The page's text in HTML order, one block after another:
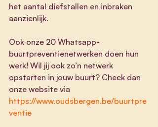
het aantal diefstallen en inbraken
aanzienlijk.
Ook onze 20 Whatsapp-
buurtpreventienetwerken doen hun
werk! Wil jij ook zo’n netwerk
opstarten in jouw buurt? Check dan
onze website via
https://www.oudsbergen.be/buurtpre
ventie